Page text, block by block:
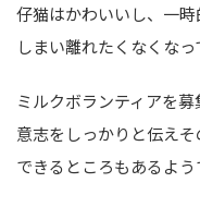
仔猫はかわいいし、一
しまい離れたくなくなっ
ミルクボランティアを
意志をしっかりと伝え
できるところもあるよう